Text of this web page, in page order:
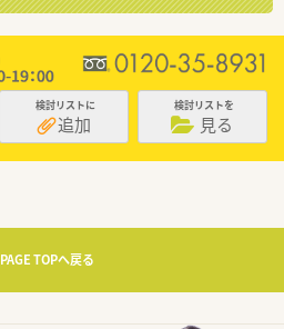
検討リストに
追加
検討リストを
見る
PAGE TOPへ戻る